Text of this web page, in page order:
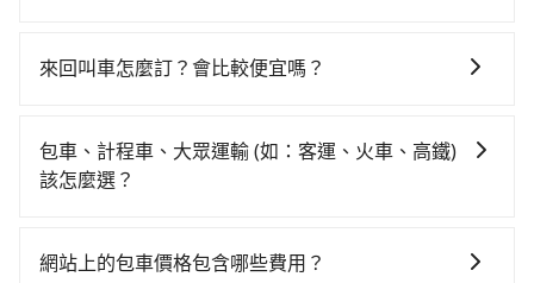
路邊停車費用預估進去，但額外的汽車保險與可能的罰
款，如果人數超過四位，更是沒有較大的七人座或九人
座可供選擇，而且無人租車最令人詬病的就是車況，打
外，偶爾也會遇到明明已經預約了時間但上一位用戶卻
價格約為975~1,200元間。不過台南市僅有合法計程車
市有些計程車司機不按錶計費，約有17%會採現場議
價，建議最好先上網預約，以免當場被坑受騙。雖然神
你們人數在五人以上，分坐兩台計程車就不太方便，反
來回叫車怎麼訂？會比較便宜嗎？
趟車的資訊，所以如果需要來回叫車，請分兩筆訂單預
定。至於價格已經市場最優惠，並無特別針對來回車趟
包車、計程車、大眾運輸 (如：客運、火車、高鐵)
該怎麼選？
擇： 預算：不同交通工具價格不同，可先確定您的預
網站上的包車價格包含哪些費用？